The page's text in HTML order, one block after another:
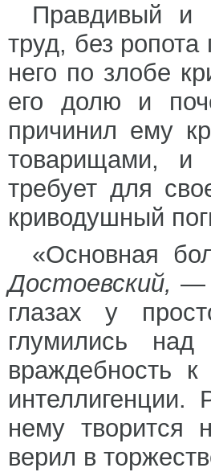
Правдивый и
труд, без
него по злобе
его долю и
причинил ему
товарищами, и
требует для
криводушный
«Основная
Достоевский, —
глазах у
глумились
враждебность
нему творится
верил в